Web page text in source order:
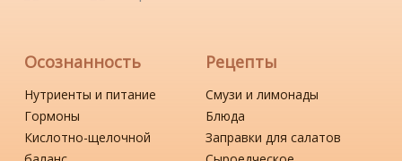
Осознанность
Нутриенты и питание
Гормоны
Кислотно-щелочной
Рецепты
Смузи и лимонады
Блюда
Заправки для салатов